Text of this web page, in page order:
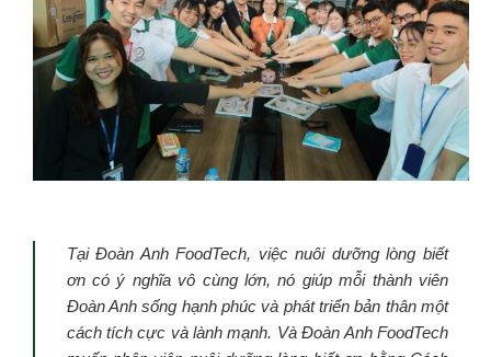
Tại Đoàn Anh FoodTech, việc nuôi dưỡng lòng biết
ơn có ý nghĩa vô cùng lớn, nó giúp mỗi thành viên
Đoàn Anh sống hạnh phúc và phát triển bản thân một
cách tích cực và lành mạnh. Và Đoàn Anh FoodTech